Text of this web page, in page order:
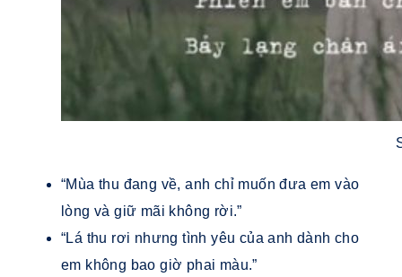
“Mùa thu đang về, anh chỉ muốn đưa em vào
lòng và giữ mãi không rời.”
“Lá thu rơi nhưng tình yêu của anh dành cho
em không bao giờ phai màu.”